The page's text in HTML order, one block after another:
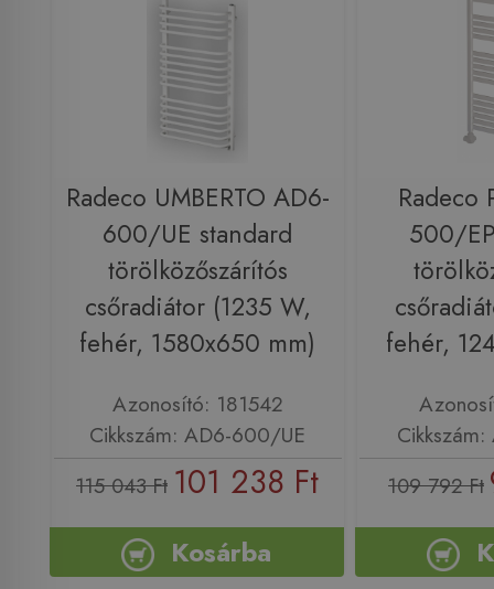
Radeco UMBERTO AD6-
600/UE standard
törölközőszárítós
csőradiátor (1235 W,
fehér, 1580x650 mm)
Azonosító: 181542
Cikkszám: AD6-600/UE
115 043 Ft 101 238 Ft
Kosárba
Radeco
500/
fehér,
109 792 Ft